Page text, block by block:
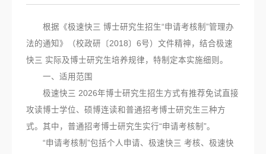
根据《极速快三 博士研究生招生“申请考核制”管理办
法的通知》（校政研〔2018〕6号）文件精神，结合极速
快三 实际及博士研究生培养规律，特制定本实施细则。
一、适用范围
极速快三 2026年博士研究生招生方式有推荐免试直接
攻读博士学位、硕博连读和普通招考博士研究生三种方
式。其中，普通招考博士研究生实行“申请考核制”。
“申请考核制”包括个人申请、极速快三 考核、极速快